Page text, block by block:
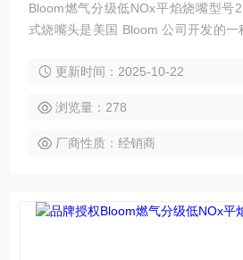
Bloom燃气分级低NOx平焰烧嘴型号
式烧嘴头是美国 Bloom 公司开发的一
更新时间：2025-10-22
浏览量：278
厂商性质：经销商